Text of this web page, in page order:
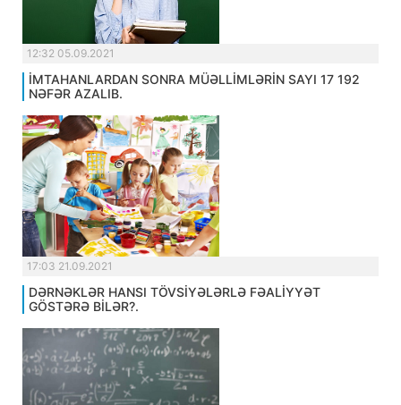
12:32 05.09.2021
İMTAHANLARDAN SONRA MÜƏLLİMLƏRİN SAYI 17 192
NƏFƏR AZALIB.
17:03 21.09.2021
DƏRNƏKLƏR HANSI TÖVSİYƏLƏRLƏ FƏALİYYƏT
GÖSTƏRƏ BİLƏR?.